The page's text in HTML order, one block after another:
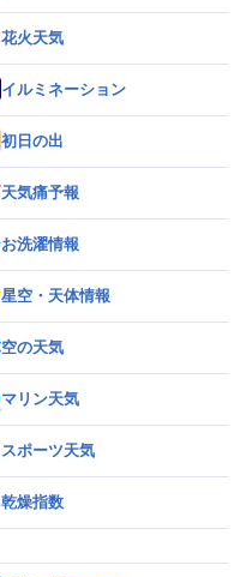
花火天気
イルミネーション
初日の出
天気痛予報
お洗濯情報
星空・天体情報
空の天気
マリン天気
スポーツ天気
乾燥指数